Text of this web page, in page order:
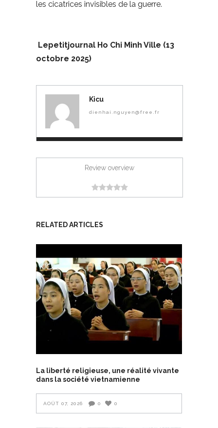
les cicatrices invisibles de la guerre.
Lepetitjournal Ho Chi Minh Ville (13
octobre 2025)
Kicu
dienhai.nguyen@free.fr
Review overview
RELATED ARTICLES
La liberté religieuse, une réalité vivante
dans la société vietnamienne
AOÛT 07, 2026 0 0